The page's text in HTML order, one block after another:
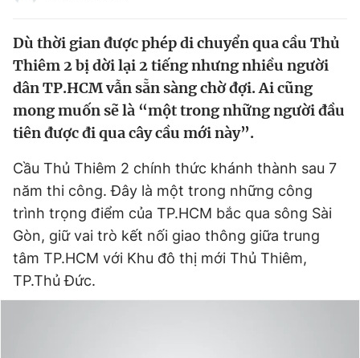
Sản phẩm khác
Tiện ích Bạn cần biết
Thông tin tòa soạn Liên hệ quảng cáo
Đọc Thanh Niên trên điện thoại
Dù thời gian được phép di chuyển qua cầu Thủ
Thiêm 2 bị dời lại 2 tiếng nhưng nhiều người
dân TP.HCM vẫn sẵn sàng chờ đợi. Ai cũng
mong muốn sẽ là “một trong những người đầu
tiên được đi qua cây cầu mới này”.
Cầu Thủ Thiêm 2 chính thức khánh thành sau 7
năm thi công. Đây là một trong những công
trình trọng điểm của TP.HCM bắc qua sông Sài
Gòn, giữ vai trò kết nối giao thông giữa trung
tâm TP.HCM với Khu đô thị mới Thủ Thiêm,
TP.Thủ Đức.